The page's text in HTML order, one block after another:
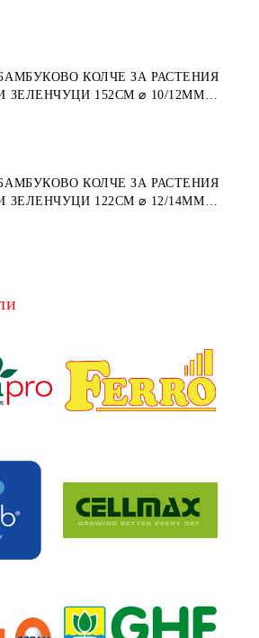
КОЛЧЕ ЗА РАСТЕНИЯ
ЗЕЛЕНЧУЦИ 152СМ ⌀ 10/12ММ
КОЛЧЕ ЗА РАСТЕНИЯ
ЗЕЛЕНЧУЦИ 122СМ ⌀ 12/14ММ